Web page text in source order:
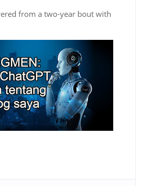
from a two-year bout with